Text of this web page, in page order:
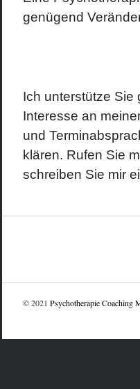
genügend
Ich unterstütze Sie
Interesse an
und
klären. Rufen Sie
schreiben Sie mir
© 2021 Psychotherapie Coaching